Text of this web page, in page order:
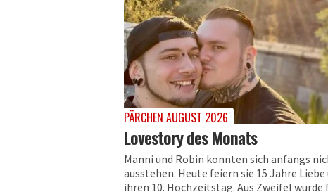
PÄRCHEN AUGUST 2026
Lovestory des Monats
Manni und Robin konnten sich anfangs
ausstehen. Heute feiern sie 15 Jahre Liebe
ihren 10. Hochzeitstag. Aus Zweifel wurde